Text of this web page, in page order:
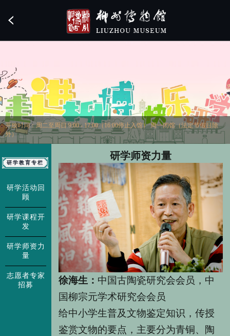
开放时间：周二至周日 9:00 - 17:00（16:00停止入馆） 周一闭馆（法定节假日除
外）
研学教育专栏
研学活动回
顾
研学课程开
发
研学师资力
量
志愿者专家
招募
研学师资力量
徐海生： 中国古陶瓷研究会会员，中
国柳宗元学术研究会会员
给中小学生普及文物鉴定知识，传授
鉴赏文物的要点，主要分为青铜、陶